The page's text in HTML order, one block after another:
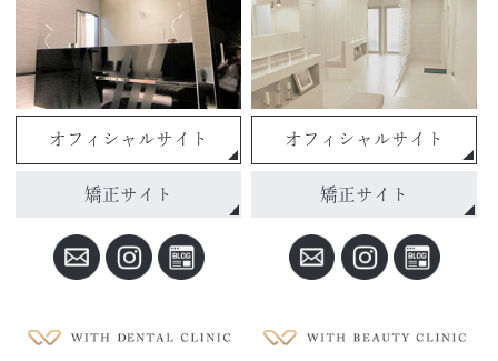
オフィシャルサイト
矯正サイト
オフィシャルサイト
矯正サイト